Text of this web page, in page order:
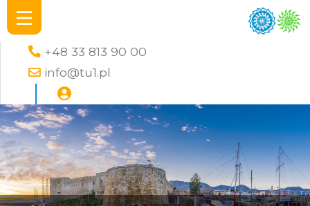
+48 33 813 90 00
info@tu1.pl